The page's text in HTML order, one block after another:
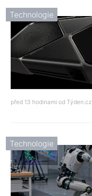
Technologie
před 13 hodinami od Týden.cz
Technologie